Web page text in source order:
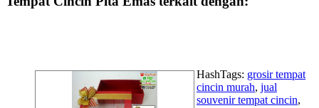
HashTags: grosir tempat
cincin murah, jual
souvenir tempat cincin,